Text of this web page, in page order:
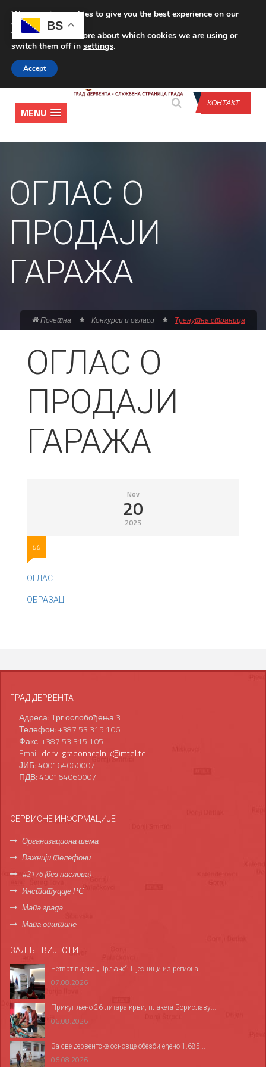
CONTACT US
КОНТАКТ
MENU
ОГЛАС О
ПРОДАЈИ
ГАРАЖА
Почетна Конкурси и огласи Тренутна страница
ОГЛАС О
ПРОДАЈИ
ГАРАЖА
Nov
20
2025
66
ОГЛАС
ОБРАЗАЦ
ГРАД ДЕРВЕНТА
Адреса: Трг ослобођења 3
Телефон: +387 53 315 106
Факс: +387 53 315 105
Email: derv-gradonacelnik@mtel.tel
ЈИБ: 400164060007
ПДВ: 400164060007
СЕРВИСНЕ ИНФОРМАЦИЈЕ
Организациона шема
Важнији телефони
#2176 (без наслова)
Институције РС
Мапа града
Мапа општине
ЗАДЊЕ ВИЈЕСТИ
Четврт вијека „Прљаче“: Пјесници из региона...
07.08.2026
Прикупљено 26 литара крви, плакета Бориславу...
06.08.2026
За све дервентске основце обезбијеђено 1.685...
06.08.2026
BS
We are using cookies to give you the best experience on our
website.
You can find out more about which cookies we are using or
switch them off in settings.
Accept